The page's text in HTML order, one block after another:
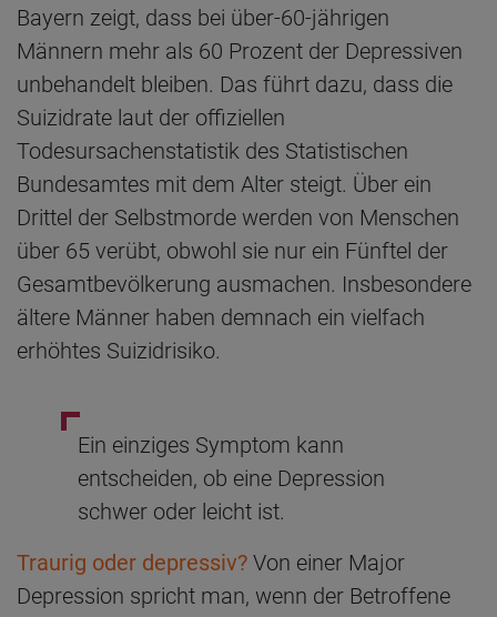
Bayern zeigt, dass bei über-60-jährigen
Männern mehr als 60 Prozent der Depressiven
unbehandelt bleiben. Das führt dazu, dass die
Suizidrate laut der offiziellen
Todesursachenstatistik des Statistischen
Bundesamtes mit dem Alter steigt. Über ein
Drittel der Selbstmorde werden von Menschen
über 65 verübt, obwohl sie nur ein Fünftel der
Gesamtbevölkerung ausmachen. Insbesondere
ältere Männer haben demnach ein vielfach
erhöhtes Suizidrisiko.
Ein einziges Symptom kann
entscheiden, ob eine Depression
schwer oder leicht ist.
Traurig oder depressiv? Von einer Major
Depression spricht man, wenn der Betroffene